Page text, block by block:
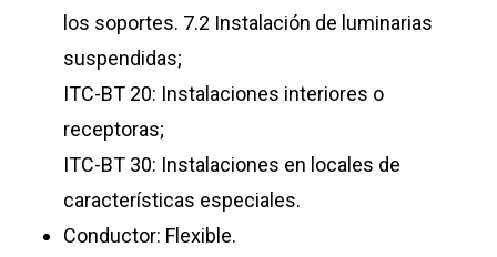
los soportes. 7.2 Instalación de luminarias
suspendidas;
ITC-BT 20: Instalaciones interiores o
receptoras;
ITC-BT 30: Instalaciones en locales de
características especiales.
Conductor: Flexible.